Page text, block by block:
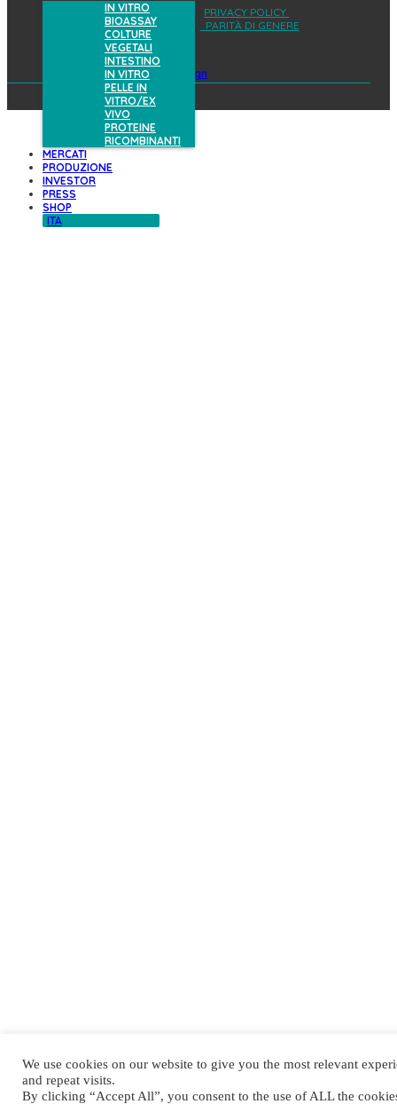
IN VITRO
BIOASSAY
COLTURE
VEGETALI
INTESTINO
IN VITRO
PELLE IN
VITRO/EX
VIVO
PROTEINE
RICOMBINANTI
MERCATI
PRODUZIONE
INVESTOR
PRESS
SHOP
ITA
AREA RISERVATA
PRIVACY POLICY
COOKIES POLICY
PARITÀ DI GENERE
design
We use cookies on our website to give you the most relevant
and repeat visits.
By clicking “Accept All”, you consent to the use of ALL the